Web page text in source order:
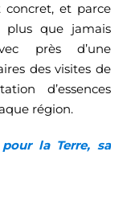
et parce
plus que jamais
près d’une
des visites de
d’essences
région.
la Terre, sa